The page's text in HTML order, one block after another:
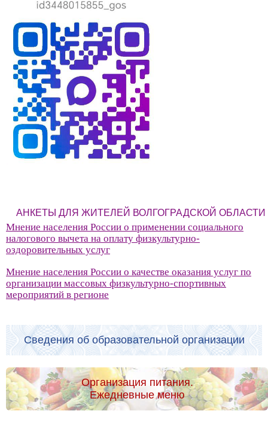
АНКЕТЫ ДЛЯ ЖИТЕЛЕЙ ВОЛГОГРАДСКОЙ ОБЛАСТИ
Мнение населения России о применении социального
налогового вычета на оплату физкультурно-
оздоровительных услуг
Мнение населения России о качестве оказания услуг по
организации массовых физкультурно-спортивных
мероприятий в регионе
Сведения об образовательной организации
Организация питания.
Ежедневные меню